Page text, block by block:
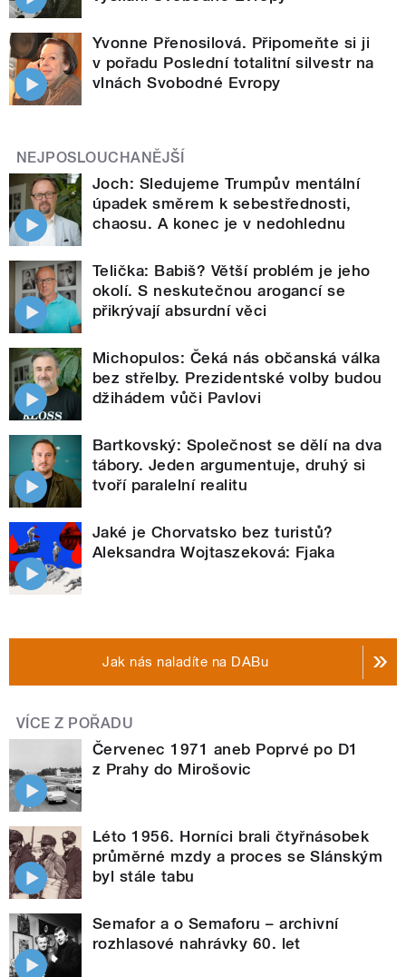
Yvonne Přenosilová. Připomeňte si ji
v pořadu Poslední totalitní silvestr na
vlnách Svobodné Evropy
NEJPOSLOUCHANĚJŠÍ
Joch: Sledujeme Trumpův mentální
úpadek směrem k sebestřednosti,
chaosu. A konec je v nedohlednu
Telička: Babiš? Větší problém je jeho
okolí. S neskutečnou arogancí se
přikrývají absurdní věci
Michopulos: Čeká nás občanská válka
bez střelby. Prezidentské volby budou
džihádem vůči Pavlovi
Bartkovský: Společnost se dělí na dva
tábory. Jeden argumentuje, druhý si
tvoří paralelní realitu
Jaké je Chorvatsko bez turistů?
Aleksandra Wojtaszeková: Fjaka
Jak nás naladíte na DABu
VÍCE Z POŘADU
Červenec 1971 aneb Poprvé po D1
z Prahy do Mirošovic
Léto 1956. Horníci brali čtyřnásobek
průměrné mzdy a proces se Slánským
byl stále tabu
Semafor a o Semaforu – archivní
rozhlasové nahrávky 60. let